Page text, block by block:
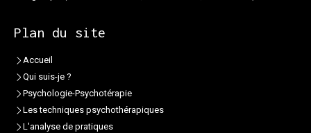
Plan du site
Accueil
Qui suis-je ?
Psychologie-Psychotérapie
Les techniques psychothérapiques
L'analyse de pratiques